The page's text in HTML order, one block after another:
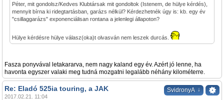
Péter, mit gondolsz/Kedves Klubtársak mit gondoltok (Istenem, de hülye kérdés),
mennyit bírna ki ridegtartásban, garázs nélkül? Kérdezhetnék úgy is: kb. egy év
"csillaggarázs" exponenciálisan rontana a jelenlegi állapoton?
Hülye kérdésre hülye válasz(oka)t olvasván nem leszek durcás.
Fasza ponyvával letakararva, nem nagy kaland egy év. Azért jó lenne, ha
havonta egyszer valaki meg tudná mozgatni legalább néhány kilométerre.
SvidronyA ↓
Re: Eladó 525ia touring, a JAK
2017.02.21. 11:04